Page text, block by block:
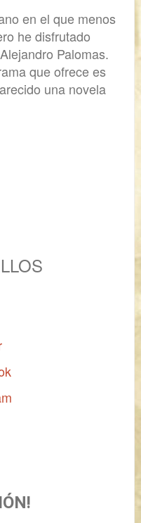
en el que menos
he disfrutado
Palomas.
que ofrece es
una novela